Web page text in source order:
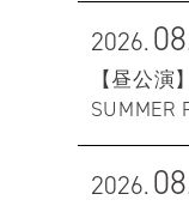
2026.
【昼公演
SUMMER
2026.